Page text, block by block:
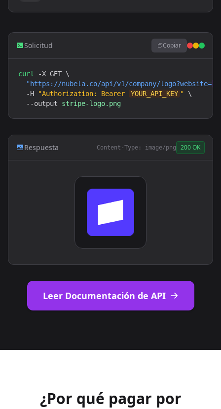
Solicitud Copiar
curl
-X GET \
"https://nubela.co/api/v1/company/logo?website=
  -H
"Authorization: Bearer YOUR_API_KEY " \
  --output
stripe-logo.png
Respuesta Content-Type: image/png 200 OK
Leer Documentación de API
¿Por qué pagar por